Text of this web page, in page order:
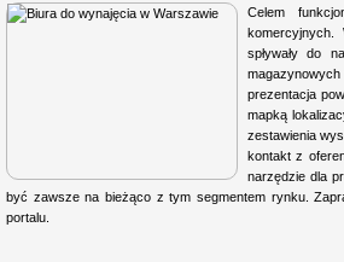
Celem
spływały do
prezentacja
mapką
zestawienia
kontakt z
narzędzie dla
być zawsze na bieżąco z tym segmentem rynku.
portalu.